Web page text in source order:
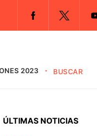
2023
ÚLTIMAS NOTICIAS